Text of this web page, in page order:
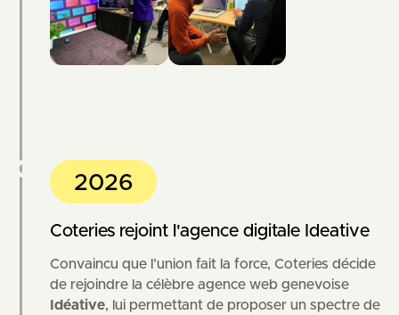
2026
Coteries rejoint l'agence digitale Ideative
Convaincu que l’union fait la force, Coteries décide
de rejoindre la célèbre agence web genevoise
Idéative, lui permettant de proposer un spectre de